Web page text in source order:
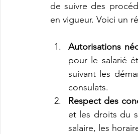
de suivre des
en vigueur. Voici un
Autorisations
pour le salarié
suivant les
consulats.
Respect des
et les droits du
salaire, les